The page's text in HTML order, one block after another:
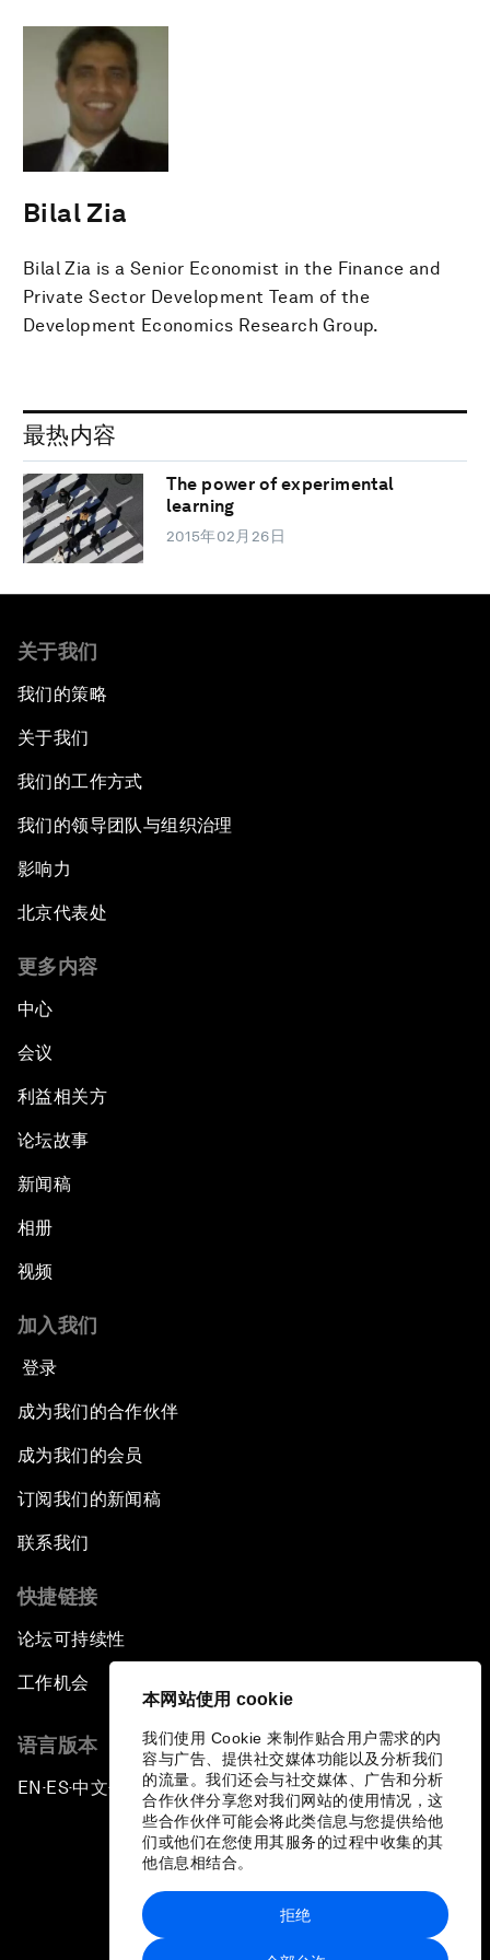
本网站使用 cookie
我们使用 Cookie 来制作贴合用户需求的内
容与广告、提供社交媒体功能以及分析我们
的流量。我们还会与社交媒体、广告和分析
合作伙伴分享您对我们网站的使用情况，这
些合作伙伴可能会将此类信息与您提供给他
们或他们在您使用其服务的过程中收集的其
他信息相结合。
拒绝
Bilal Zia
Bilal Zia is a Senior Economist in the Finance and
Private Sector Development Team of the
Development Economics Research Group.
最热内容
The power of experimental
learning
2015年02月26日
关于我们
我们的策略
关于我们
我们的工作方式
我们的领导团队与组织治理
影响力
北京代表处
更多内容
中心
会议
利益相关方
论坛故事
新闻稿
相册
视频
加入我们
登录
成为我们的合作伙伴
成为我们的会员
订阅我们的新闻稿
联系我们
快捷链接
论坛可持续性
工作机会
语言版本
EN ▪ES▪中文▪ 日本語